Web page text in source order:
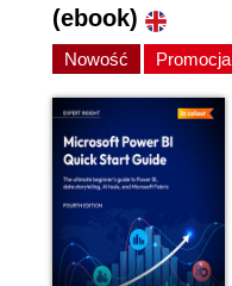
(ebook)
Nowość Promocja